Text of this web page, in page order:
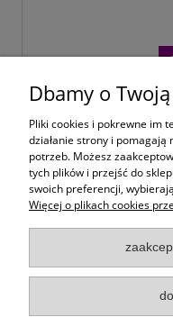
«
Dbamy o
Pliki cookies i pokrewne im
działanie strony i
potrzeb. Możesz
tych plików i przejść do
swoich preferencji,
Więcej o plikach cookies